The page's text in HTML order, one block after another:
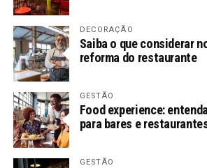
DECORAÇÃO
Saiba o que considerar
reforma do restaurante
GESTÃO
Food experience:
para bares e
GESTÃO